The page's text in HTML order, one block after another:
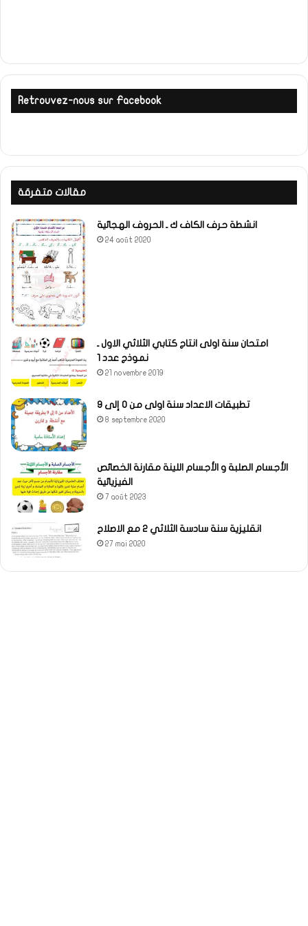
Retrouvez-nous sur Facebook
مقالات متفرقة
انشطة حرف الكاف ك ـ الحروف الهجائية
24 août 2020
امتحان سنة اولى انتاج كتابي الثلاثي الاول ـ
نموذج عدد 1
21 novembre 2019
تطبيقات الاعداد سنة اولى من 0 إلى 9
8 septembre 2020
الأجسام الصلبة و الأجسام اللينة مقارنة الخصائص
الفيزيائية
7 août 2023
انقليزية سنة سادسة الثلاثي 2 مع الاصلاح
27 mai 2020